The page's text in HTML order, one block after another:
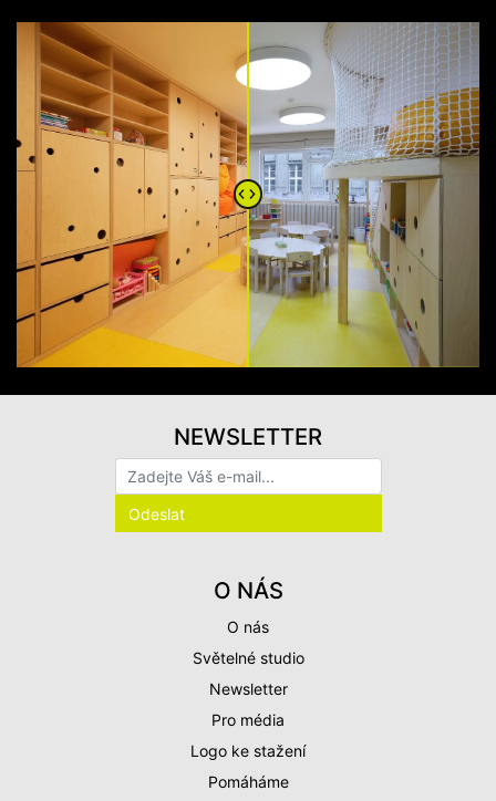
O NÁS
O nás
Světelné studio
Newsletter
Pro média
Logo ke stažení
Pomáháme
NEWSLETTER